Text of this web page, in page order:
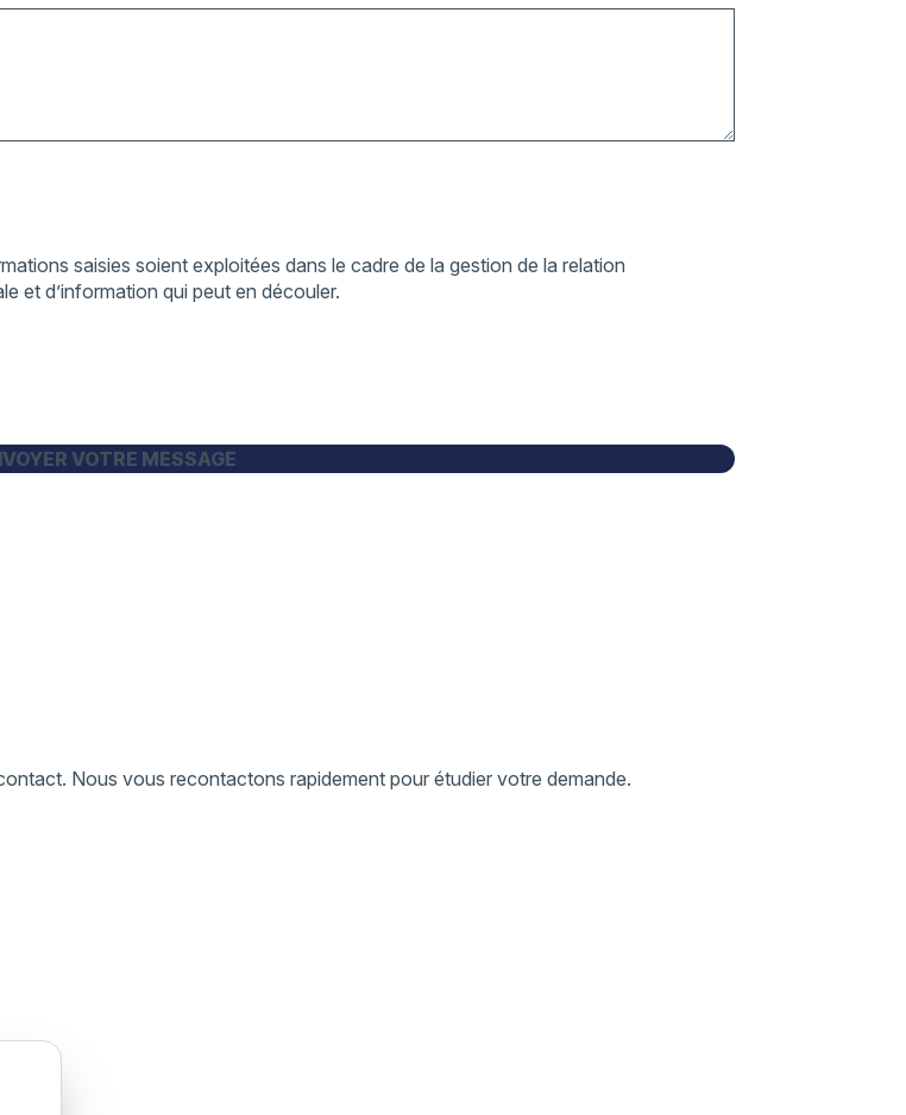
saisies soient exploitées dans le cadre de la gestion de la relation
et d’information qui peut en découler.
Nous vous recontactons rapidement pour étudier votre demande.